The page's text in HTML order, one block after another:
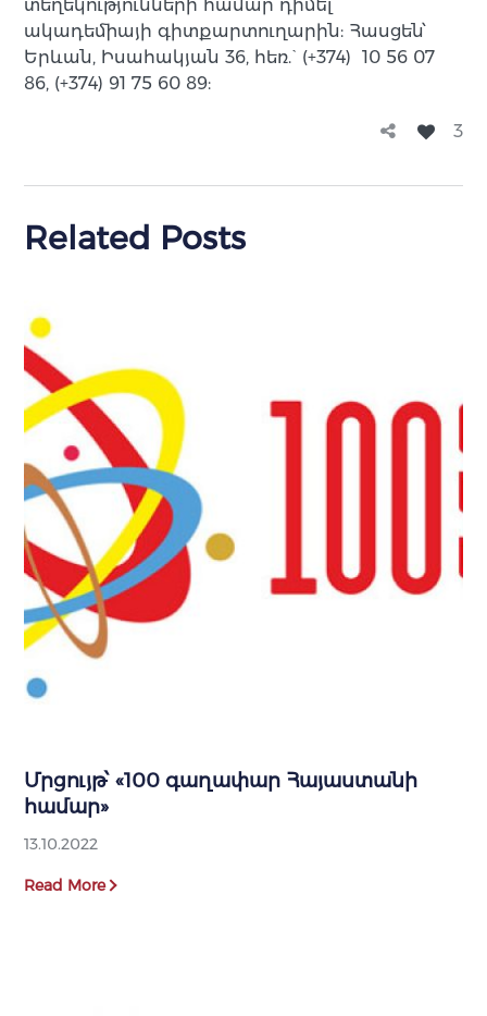
տեղեկությունների համար դիմել
ակադեմիայի գիտքարտուղարին: Հասցեն՝
Երևան, Իսահակյան 36, հեռ.` (+374) 10 56 07
86, (+374) 91 75 60 89:
3
Related Posts
Մրցույթ՝ «100 գաղափար Հայաստանի
համար»
13.10.2022
Read More